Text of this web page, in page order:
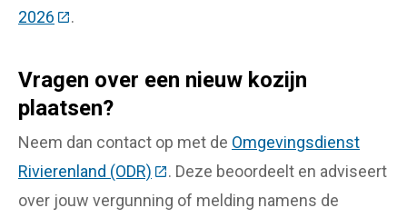
2026 (Deze link gaat naar een externe website)
.
Vragen over een nieuw kozijn
plaatsen?
Neem dan contact op met de Omgevingsdienst
Rivierenland (ODR) (Deze link gaat naar een externe
. Deze beoordeelt en adviseert
over jouw vergunning of melding namens de